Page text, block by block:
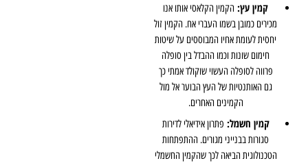
קמין עץ: הקמין הקלאסי אותו אנו
מכירים כמובן בשמו העברי אח. הקמין זול
יחסית לעומת אחיו המבוססים על שיטות
חימום שונות וכמו ההבדל בין סופלה
פרווה לסופלה העשוי שוקולד אמתי כך
גם האותנטיות של העץ הבוער אל מול
הקמינים האחרים.
קמין חשמל: פתרון אידיאלי לדירות
סגורות בבנייני מגורים. ההתפתחות
הטכנולוגית הביאה לכך שהקמין החשמלי